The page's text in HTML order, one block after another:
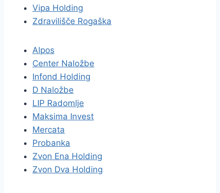
Vipa Holding
Zdravilišče Rogaška
Alpos
Center Naložbe
Infond Holding
D Naložbe
LIP Radomlje
Maksima Invest
Mercata
Probanka
Zvon Ena Holding
Zvon Dva Holding